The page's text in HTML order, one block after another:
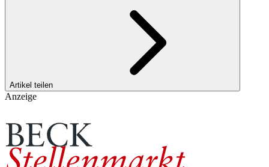
Artikel teilen
Anzeige